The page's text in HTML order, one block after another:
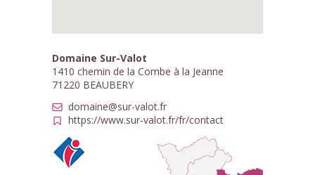
Domaine Sur-Valot
1410 chemin de la Combe à la Jeanne
71220 BEAUBERY
domaine@sur-valot.fr
https://www.sur-valot.fr/fr/contact